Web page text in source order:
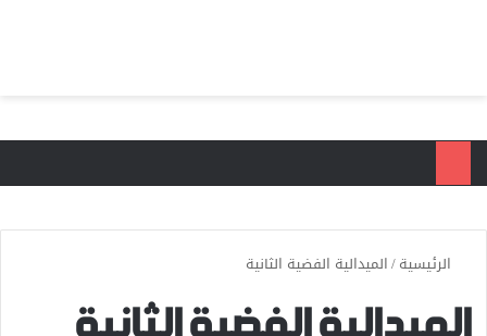
الرئيسية/الميدالية الفضية الثانية